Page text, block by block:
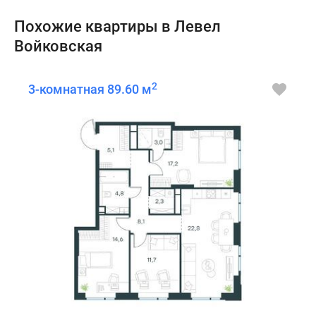
Похожие квартиры в Левел
Войковская
3-комнатная 89.60 м2